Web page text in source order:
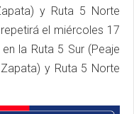
y Ruta 5 Norte
el miércoles 17
la Ruta 5 Sur (Peaje
y Ruta 5 Norte